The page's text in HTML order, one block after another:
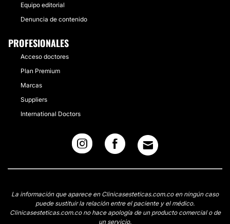
Equipo editorial
Denuncia de contenido
PROFESIONALES
Acceso doctores
Plan Premium
Marcas
Suppliers
International Doctors
La información que aparece en Clinicasesteticas.com.co en ningún caso
puede sustituir la relación entre el paciente y el médico.
Clinicasesteticas.com.co no hace apología de un producto comercial o de
un servicio.